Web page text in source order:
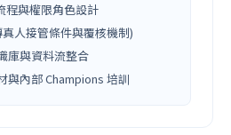
程與權限角色設計
人接管條件與覆核機制)
庫與資料流整合
與內部 Champions 培訓